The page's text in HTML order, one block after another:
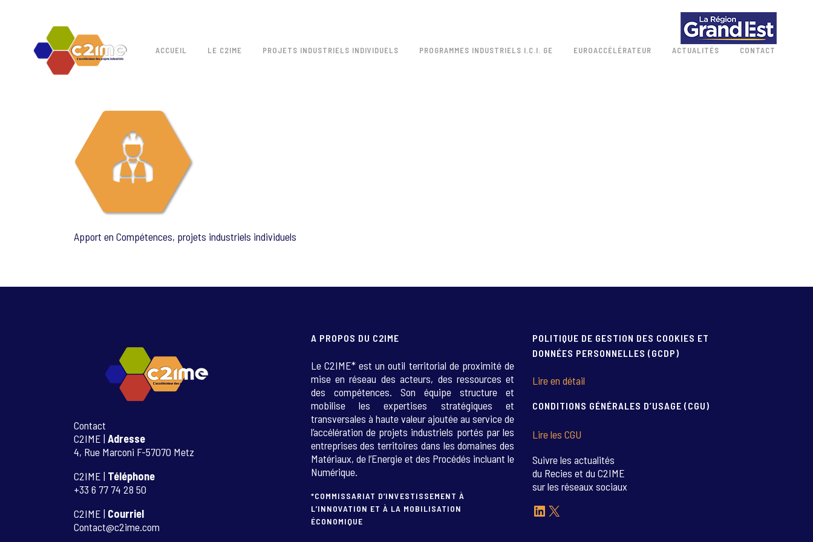
ACCUEIL LE C2IME PROJETS INDUSTRIELS INDIVIDUELS PROGRAMMES INDUSTRIELS I.C.I. GE EUROACCÉLÉRATEUR ACTUALITÉS CONTACT
Apport en Compétences, projets industriels individuels
Contact
C2IME | Adresse
4, Rue Marconi F-57070 Metz
C2IME | Téléphone
+33 6 77 74 28 50
C2IME | Courriel
Contact@c2ime.com
A PROPOS DU C2IME
Le C2IME* est un outil territorial de proximité de
mise en réseau des acteurs, des ressources et
des compétences. Son équipe structure et
mobilise les expertises stratégiques et
transversales à haute valeur ajoutée au service de
l’accélération de projets industriels portés par les
entreprises des territoires dans les domaines des
Matériaux, de l’Energie et des Procédés incluant le
Numérique.
*COMMISSARIAT D’INVESTISSEMENT À
L’INNOVATION ET À LA MOBILISATION
ÉCONOMIQUE
POLITIQUE DE GESTION DES COOKIES ET
DONNÉES PERSONNELLES (GCDP)
Lire en détail
CONDITIONS GÉNÉRALES D’USAGE (CGU)
Lire les CGU
Suivre les actualités
du Recies et du C2IME
sur les réseaux sociaux
LinkedIn
X